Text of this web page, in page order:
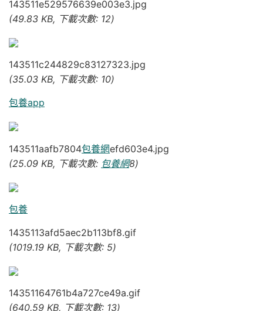
143511e529576639e003e3.jpg
(49.83 KB, 下載次數: 12)
143511c244829c83127323.jpg
(35.03 KB, 下載次數: 10)
包養app
143511aafb7804包養網efd603e4.jpg
(25.09 KB, 下載次數: 包養網8)
包養
1435113afd5aec2b113bf8.gif
(1019.19 KB, 下載次數: 5)
14351164761b4a727ce49a.gif
(640.59 KB, 下載次數: 13)